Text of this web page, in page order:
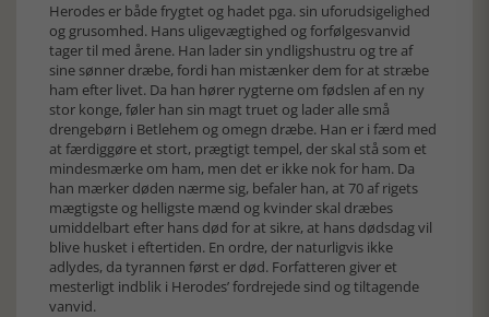
Herodes er både frygtet og hadet pga. sin uforudsigelighed
og grusomhed. Hans uligevægtighed og forfølgesvanvid
tager til med årene. Han lader sin yndligshustru og tre af
sine sønner dræbe, fordi han mistænker dem for at stræbe
ham efter livet. Da han hører rygterne om fødslen af en ny
stor konge, føler han sin magt truet og lader alle små
drengebørn i Betlehem og omegn dræbe. Han er i færd med
at færdiggøre et stort, prægtigt tempel, der skal stå som et
mindesmærke om ham, men det er ikke nok for ham. Da
han mærker døden nærme sig, befaler han, at 70 af rigets
mægtigste og helligste mænd og kvinder skal dræbes
umiddelbart efter hans død for at sikre, at hans dødsdag vil
blive husket i eftertiden. En ordre, der naturligvis ikke
adlydes, da tyrannen først er død. Forfatteren giver et
mesterligt indblik i Herodes’ fordrejede sind og tiltagende
vanvid.